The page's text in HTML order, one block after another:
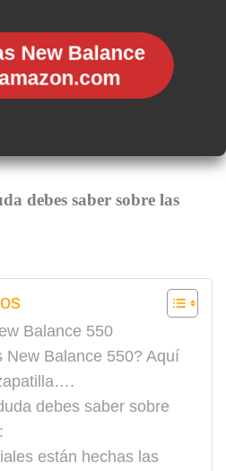
New Balance
debes saber sobre las
Balance 550
New Balance 550? Aquí
debes saber sobre
están hechas las